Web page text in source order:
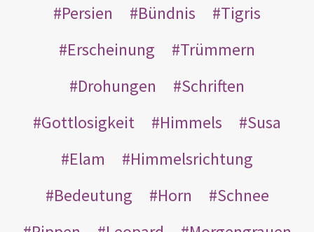
Persien
Bündnis
Tigris
Erscheinung
Trümmern
Drohungen
Schriften
Gottlosigkeit
Himmels
Susa
Elam
Himmelsrichtung
Bedeutung
Horn
Schnee